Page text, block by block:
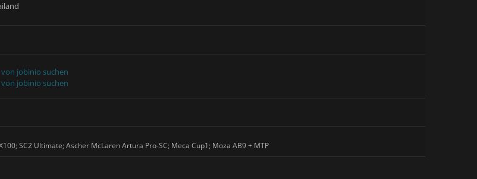
von jobinio suchen
jobinio suchen
SC2 Ultimate; Ascher McLaren Artura Pro-SC; Meca Cup1; Moza AB9 + MTP